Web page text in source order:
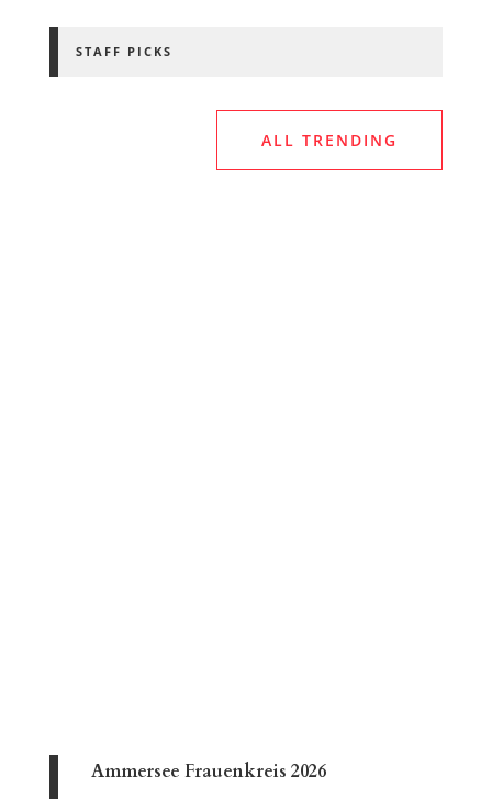
STAFF PICKS
ALL TRENDING
Ammersee Frauenkreis 2026